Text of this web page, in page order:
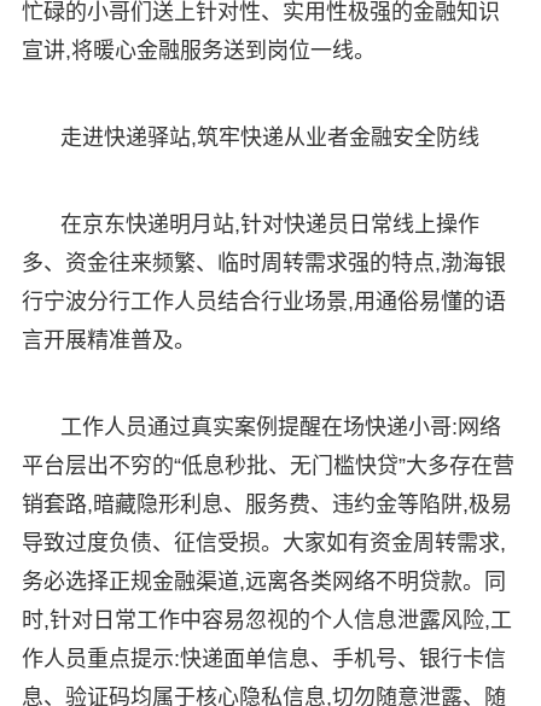
忙碌的小哥们送上针对性、实用性极强的金融知识
宣讲,将暖心金融服务送到岗位一线。
走进快递驿站,筑牢快递从业者金融安全防线
在京东快递明月站,针对快递员日常线上操作
多、资金往来频繁、临时周转需求强的特点,渤海银
行宁波分行工作人员结合行业场景,用通俗易懂的语
言开展精准普及。
工作人员通过真实案例提醒在场快递小哥:网络
平台层出不穷的“低息秒批、无门槛快贷”大多存在营
销套路,暗藏隐形利息、服务费、违约金等陷阱,极易
导致过度负债、征信受损。大家如有资金周转需求,
务必选择正规金融渠道,远离各类网络不明贷款。同
时,针对日常工作中容易忽视的个人信息泄露风险,工
作人员重点提示:快递面单信息、手机号、银行卡信
息、验证码均属于核心隐私信息,切勿随意泄露、随